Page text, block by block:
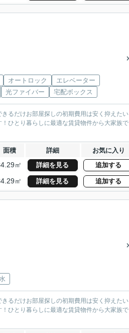
オートロック
エレベーター
光ファイバー 宅配ボックス
るだけお部屋探しの初期費用は安く抑えたい
ひとり暮らしに最適な賃貸物件から大家族で
面積 詳細 お気に入り
㎡ 詳細を見る 追加する
㎡ 詳細を見る 追加する
るだけお部屋探しの初期費用は安く抑えたい
ひとり暮らしに最適な賃貸物件から大家族で